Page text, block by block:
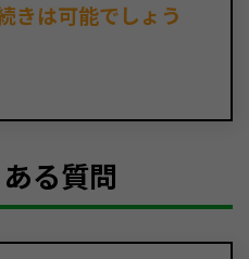
きは可能でしょう
る質問